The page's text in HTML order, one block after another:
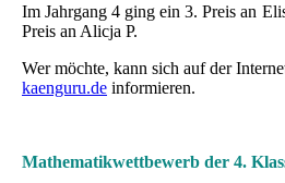
Im Jahrgang 4 ging ein 3. Preis an
Preis an Alicja P.
Wer möchte, kann sich auf der
kaenguru.de informieren.
Mathematikwettbewerb der 4.